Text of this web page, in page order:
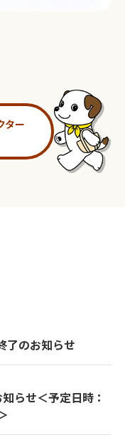
ター
了のお知らせ
らせ＜予定日時：